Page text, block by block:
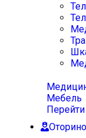
Мебель
Перейти